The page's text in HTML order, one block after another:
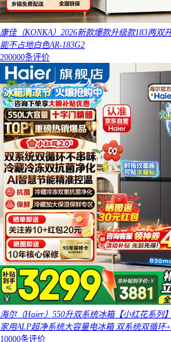
康佳（KONKA）2026新款爆款升级款183两双
能不占地白色AR-183G2
200000条评价
海尔（Haier）550升双系统冰箱【小红花系列
家用ALP超净系统大容量电冰箱 双系统双循环
10000条评价